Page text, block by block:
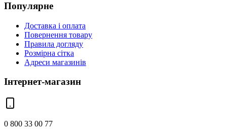
Популярне
Доставка і оплата
Повернення товару
Правила догляду
Розмірна сітка
Адреси магазинів
Інтернет-магазин
0 800 33 00 77